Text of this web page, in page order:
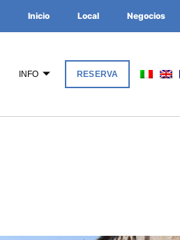
Inicio Local Negocios
INFO RESERVA